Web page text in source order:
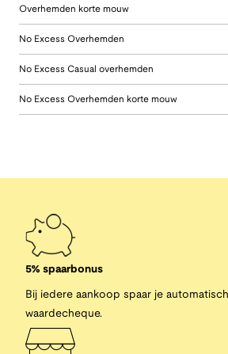
Overhemden korte mouw
No Excess Overhemden
No Excess Casual overhemden
No Excess Overhemden korte mouw
5% spaarbonus
Bij iedere aankoop spaar je
waardecheque.